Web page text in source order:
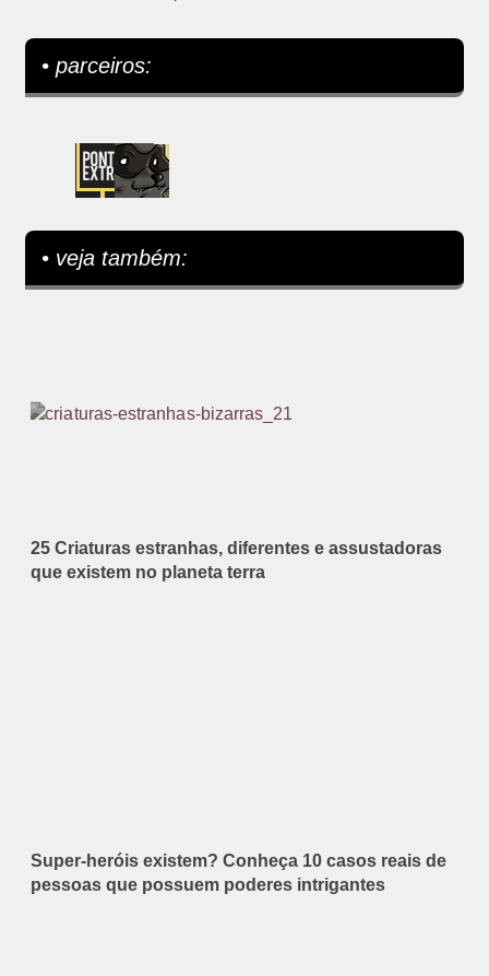
• parceiros:
• veja também:
25 Criaturas estranhas, diferentes e assustadoras
que existem no planeta terra
Super-heróis existem? Conheça 10 casos reais de
pessoas que possuem poderes intrigantes